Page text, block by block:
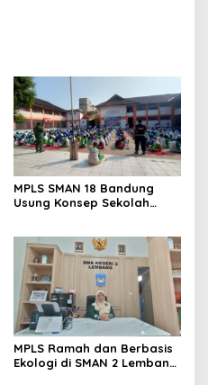
MPLS SMAN 18 Bandung
Usung Konsep Sekolah
MPLS Ramah dan Berbasis
Ekologi di SMAN 2 Lembang